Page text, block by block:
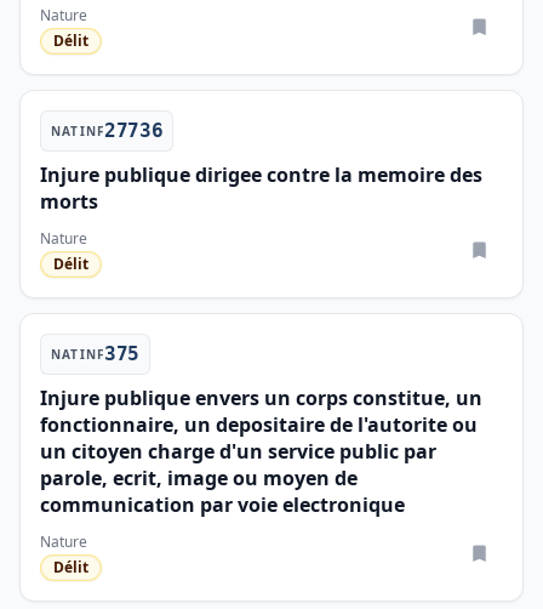
Nature
Délit
NATINF27736
Injure publique dirigee contre la memoire des
morts
Nature
Délit
NATINF375
Injure publique envers un corps constitue, un
fonctionnaire, un depositaire de l'autorite ou
un citoyen charge d'un service public par
parole, ecrit, image ou moyen de
communication par voie electronique
Nature
Délit